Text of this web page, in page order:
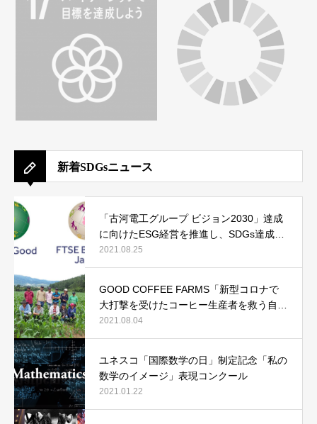
新着SDGsニュース
「古河電工グループ ビジョン2030」達成
に向けたESG経営を推進し、SDGs達成へ
貢献
2021.08.25
GOOD COFFEE FARMS「新型コロナで
大打撃を受けたコーヒー生産者を救う自転
車コーヒープロジェクト」
2021.08.04
ユネスコ「国際数学の日」制定記念「私の
数学のイメージ」表現コンクール
2021.01.22